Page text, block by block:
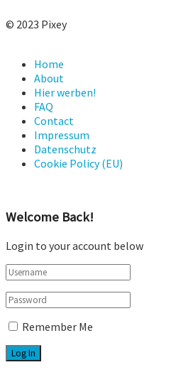
© 2023 Pixey
Home
About
Hier werben!
FAQ
Contact
Impressum
Datenschutz
Cookie Policy (EU)
Welcome Back!
Login to your account below
Remember Me